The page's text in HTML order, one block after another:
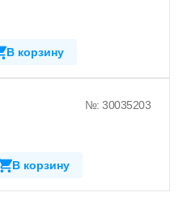
В корзину
№: 30035203
В корзину